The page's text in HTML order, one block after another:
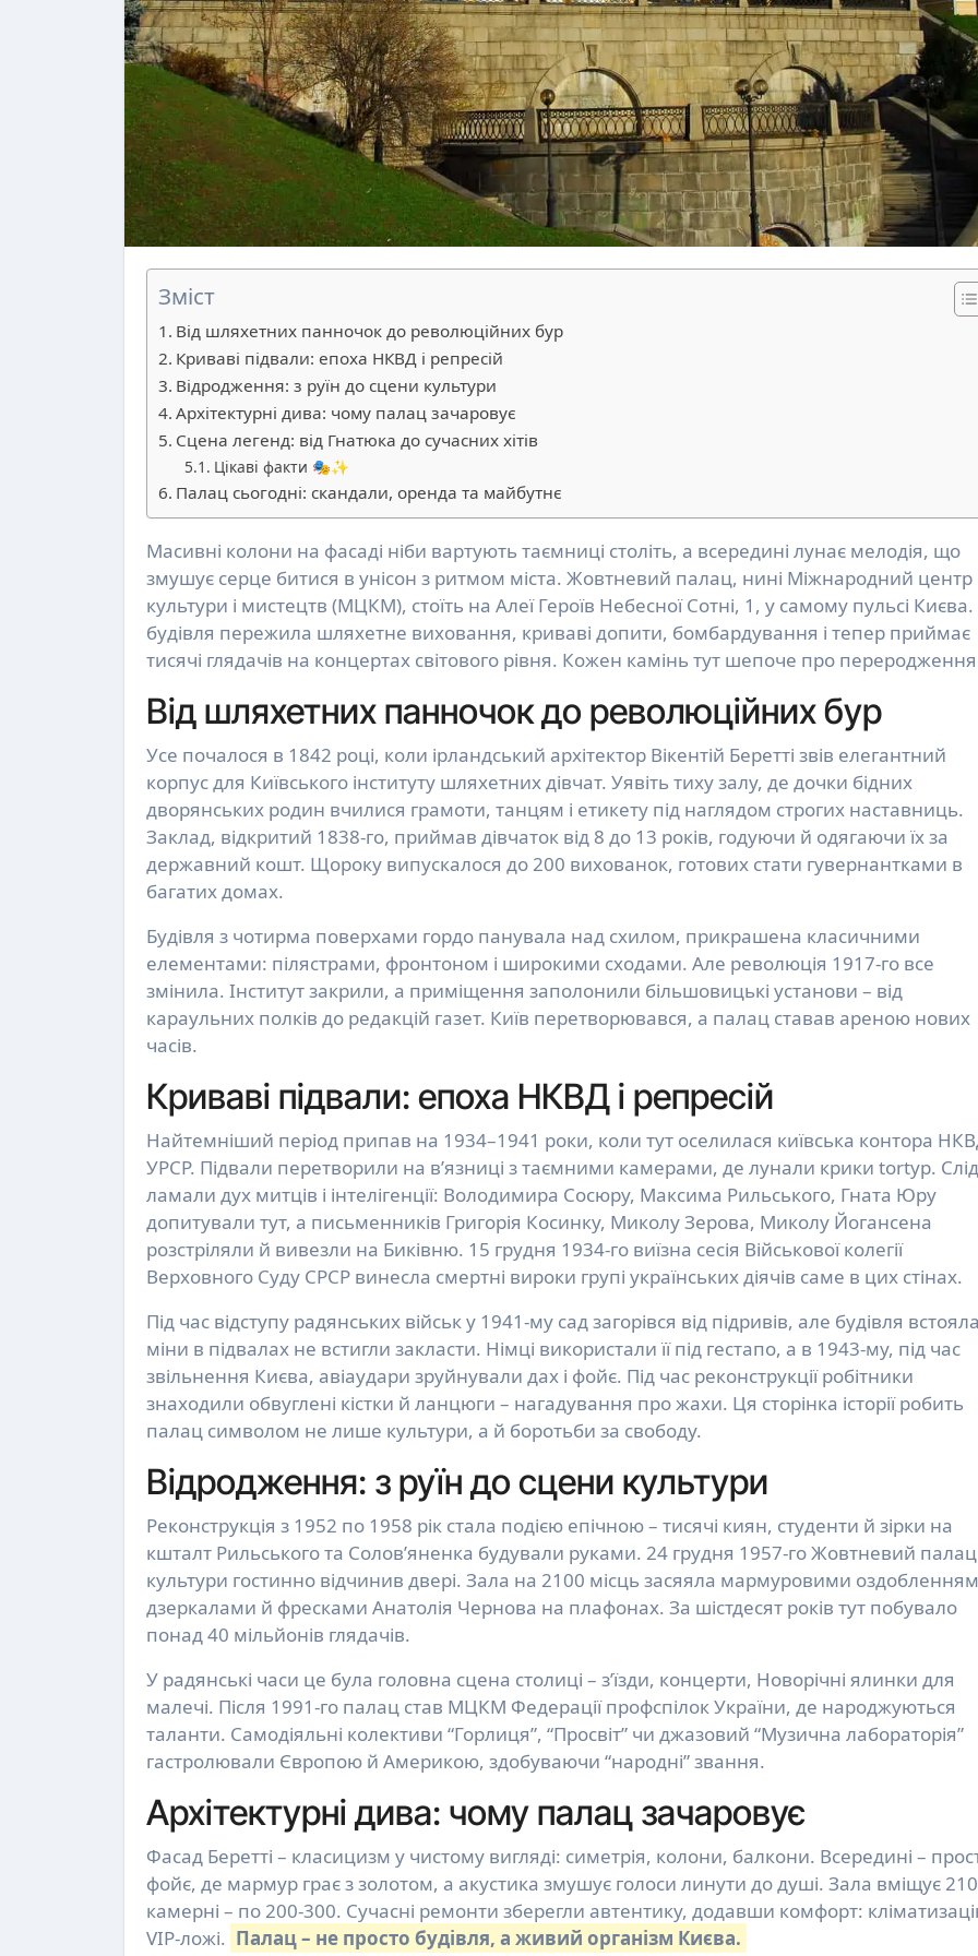
Зміст
Від шляхетних панночок до революційних бур
Криваві підвали: епоха НКВД і репресій
Відродження: з руїн до сцени культури
Архітектурні дива: чому палац зачаровує
Сцена легенд: від Гнатюка до сучасних хітів
Цікаві факти 🎭✨
Палац сьогодні: скандали, оренда та майбутнє
Масивні колони на фасаді ніби вартують таємниці століть, а всередині лунає мелодія, що
змушує серце битися в унісон з ритмом міста. Жовтневий палац, нині Міжнародний центр
культури і мистецтв (МЦКМ), стоїть на Алеї Героїв Небесної Сотні, 1, у самому пульсі
будівля пережила шляхетне виховання, криваві допити, бомбардування і тепер приймає
тисячі глядачів на концертах світового рівня. Кожен камінь тут шепоче про
Від шляхетних панночок до революційних бур
Усе почалося в 1842 році, коли ірландський архітектор Вікентій Беретті звів елегантний
корпус для Київського інституту шляхетних дівчат. Уявіть тиху залу, де дочки бідних
дворянських родин вчилися грамоти, танцям і етикету під наглядом строгих наставниць.
Заклад, відкритий 1838-го, приймав дівчаток від 8 до 13 років, годуючи й одягаючи їх за
державний кошт. Щороку випускалося до 200 вихованок, готових стати гувернантками в
багатих домах.
Будівля з чотирма поверхами гордо панувала над схилом, прикрашена класичними
елементами: пілястрами, фронтоном і широкими сходами. Але революція 1917-го все
змінила. Інститут закрили, а приміщення заполонили більшовицькі установи – від
караульних полків до редакцій газет. Київ перетворювався, а палац ставав ареною нових
часів.
Криваві підвали: епоха НКВД і репресій
Найтемніший період припав на 1934–1941 роки, коли тут оселилася київська контора
УРСР. Підвали перетворили на в’язниці з таємними камерами, де лунали крики tortур.
ламали дух митців і інтелігенції: Володимира Сосюру, Максима Рильського, Гната Юру
допитували тут, а письменників Григорія Косинку, Миколу Зерова, Миколу Йогансена
розстріляли й вивезли на Биківню. 15 грудня 1934-го виїзна сесія Військової колегії
Верховного Суду СРСР винесла смертні вироки групі українських діячів саме в цих стінах.
Під час відступу радянських військ у 1941-му сад загорівся від підривів, але будівля
міни в підвалах не встигли закласти. Німці використали її під гестапо, а в 1943-му, під час
звільнення Києва, авіаудари зруйнували дах і фойє. Під час реконструкції робітники
знаходили обвуглені кістки й ланцюги – нагадування про жахи. Ця сторінка історії робить
палац символом не лише культури, а й боротьби за свободу.
Відродження: з руїн до сцени культури
Реконструкція з 1952 по 1958 рік стала подією епічною – тисячі киян, студенти й зірки на
кшталт Рильського та Солов’яненка будували руками. 24 грудня 1957-го Жовтневий палац
культури гостинно відчинив двері. Зала на 2100 місць засяяла мармуровими
дзеркалами й фресками Анатолія Чернова на плафонах. За шістдесят років тут побувало
понад 40 мільйонів глядачів.
У радянські часи це була головна сцена столиці – з’їзди, концерти, Новорічні ялинки для
малечі. Після 1991-го палац став МЦКМ Федерації профспілок України, де народжуються
таланти. Самодіяльні колективи “Горлиця”, “Просвіт” чи джазовий “Музична лабораторія”
гастролювали Європою й Америкою, здобуваючи “народні” звання.
Архітектурні дива: чому палац зачаровує
Фасад Беретті – класицизм у чистому вигляді: симетрія, колони, балкони. Всередині –
фойє, де мармур грає з золотом, а акустика змушує голоси линути до душі. Зала вміщує
камерні – по 200-300. Сучасні ремонти зберегли автентику, додавши комфорт:
VIP-ложі. Палац – не просто будівля, а живий організм Києва.